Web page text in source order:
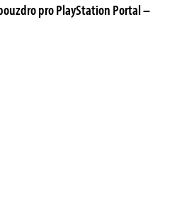
pro PlayStation Portal –